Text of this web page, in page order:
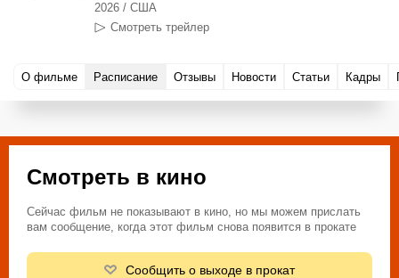
2026 / США
Смотреть трейлер
О фильме Расписание Отзывы Новости Статьи Кадры
Смотреть в кино
Сейчас фильм не показывают в кино, но мы можем прислать
вам сообщение, когда этот фильм снова появится в прокате
Сообщить о выходе в прокат